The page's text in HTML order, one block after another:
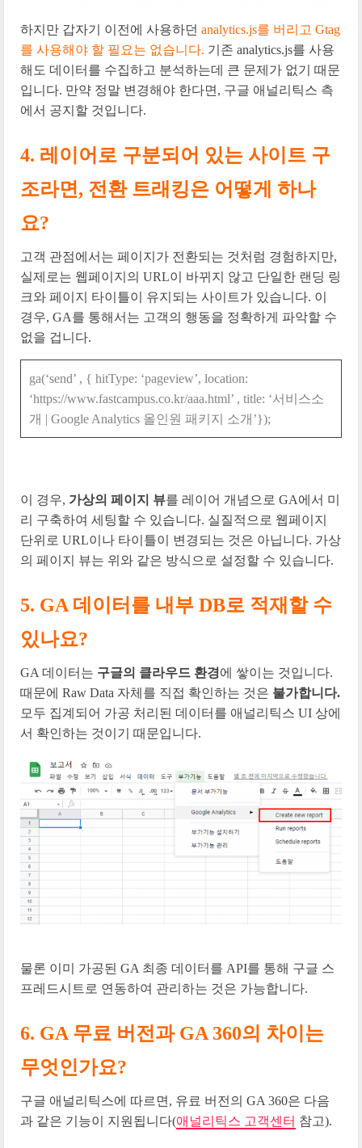
하지만 갑자기 이전에 사용하던 analytics.js를 버리고 Gtag
를 사용해야 할 필요는 없습니다. 기존 analytics.js를 사용
해도 데이터를 수집하고 분석하는데 큰 문제가 없기 때문
입니다. 만약 정말 변경해야 한다면, 구글 애널리틱스 측
에서 공지할 것입니다.
4. 레이어로 구분되어 있는 사이트 구
조라면, 전환 트래킹은 어떻게 하나
요?
고객 관점에서는 페이지가 전환되는 것처럼 경험하지만,
실제로는 웹페이지의 URL이 바뀌지 않고 단일한 랜딩 링
크와 페이지 타이틀이 유지되는 사이트가 있습니다. 이
경우, GA를 통해서는 고객의 행동을 정확하게 파악할 수
없을 겁니다.
ga(‘send’ , { hitType: ‘pageview’, location:
‘https://www.fastcampus.co.kr/aaa.html’ , title: ‘서비스소
개 | Google Analytics 올인원 패키지 소개’});
이 경우, 가상의 페이지 뷰를 레이어 개념으로 GA에서 미
리 구축하여 세팅할 수 있습니다. 실질적으로 웹페이지
단위로 URL이나 타이틀이 변경되는 것은 아닙니다. 가상
의 페이지 뷰는 위와 같은 방식으로 설정할 수 있습니다.
5. GA 데이터를 내부 DB로 적재할 수
있나요?
GA 데이터는 구글의 클라우드 환경에 쌓이는 것입니다.
때문에 Raw Data 자체를 직접 확인하는 것은 불가합니다.
모두 집계되어 가공 처리된 데이터를 애널리틱스 UI 상에
서 확인하는 것이기 때문입니다.
물론 이미 가공된 GA 최종 데이터를 API를 통해 구글 스
프레드시트로 연동하여 관리하는 것은 가능합니다.
6. GA 무료 버전과 GA 360의 차이는
무엇인가요?
구글 애널리틱스에 따르면, 유료 버전의 GA 360은 다음
과 같은 기능이 지원됩니다(애널리틱스 고객센터 참고).